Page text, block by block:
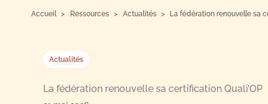
Accueil Ressources Actualités La fédération renouvelle sa
Actualités
La fédération renouvelle sa certification Quali’OP